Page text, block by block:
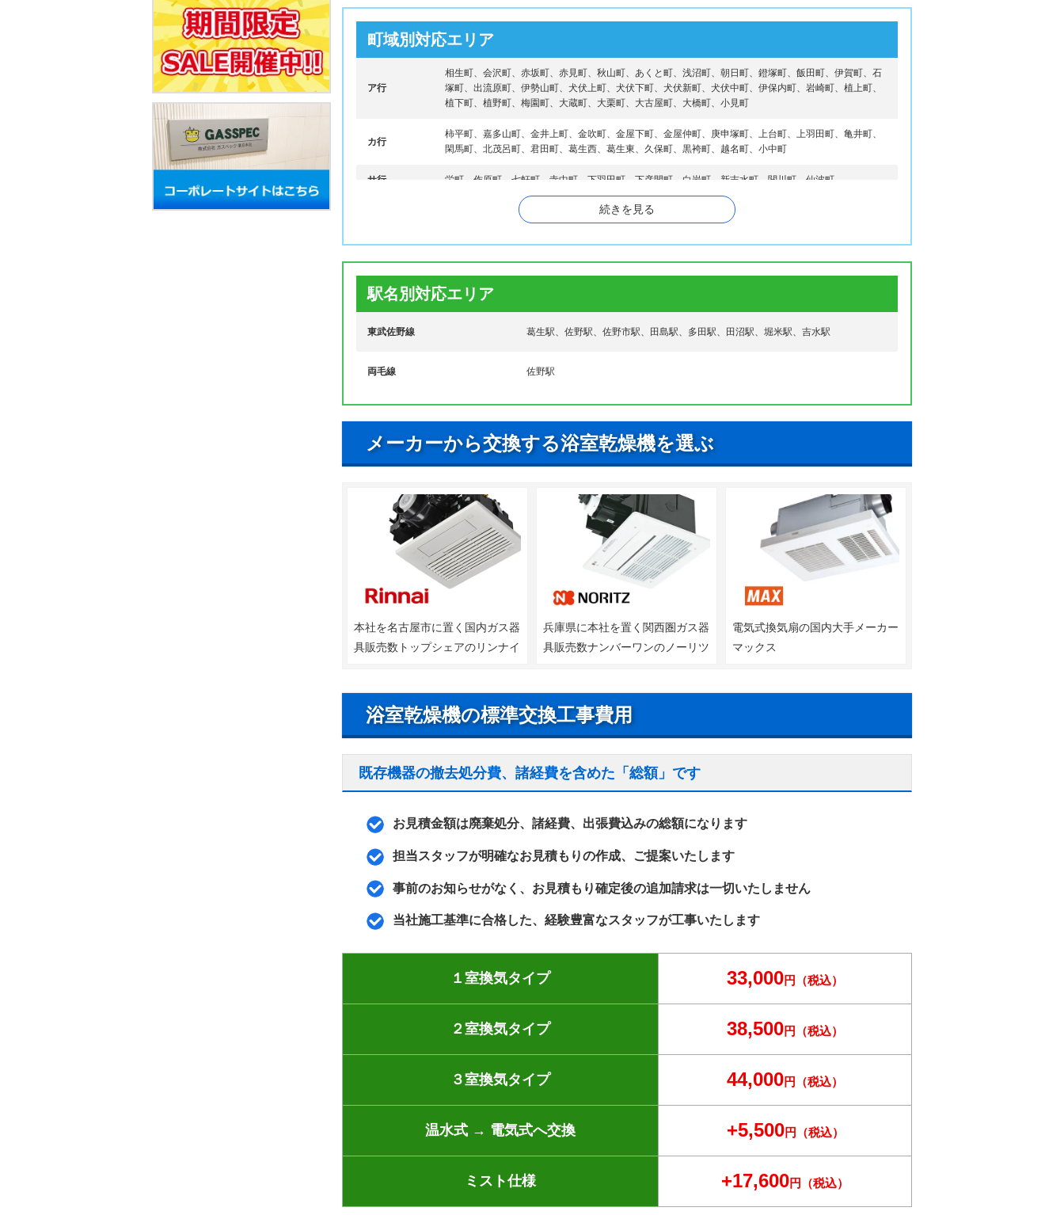
町域別対応エリア
ア行
相生町、会沢町、赤坂町、赤見町、秋山町、あくと町、浅沼町、朝日町、鐙塚町、飯田町、伊賀町、石
塚町、出流原町、伊勢山町、犬伏上町、犬伏下町、犬伏新町、犬伏中町、伊保内町、岩崎町、植上町、
植下町、植野町、梅園町、大蔵町、大栗町、大古屋町、大橋町、小見町
カ行
柿平町、嘉多山町、金井上町、金吹町、金屋下町、金屋仲町、庚申塚町、上台町、上羽田町、亀井町、
閑馬町、北茂呂町、君田町、葛生西、葛生東、久保町、黒袴町、越名町、小中町
サ行 栄町、作原町、七軒町、寺中町、下羽田町、下彦間町、白岩町、新吉水町、関川町、仙波町
大祝町、大町、高砂町、高萩町、高橋町、高山町、田島町、多田町、田沼町、田之入町、築地町、寺久
保町、天神町、天明町、栃本町、戸奈良町、富岡町、戸室町、豊代町
ハ行 長谷場町、鉢木町、飛駒町、富士町、富士見町、船越町、船津川町、堀米町、本町
続きを見る
駅名別対応エリア
東武佐野線 葛生駅、佐野駅、佐野市駅、田島駅、多田駅、田沼駅、堀米駅、吉水駅
両毛線 佐野駅
メーカーから交換する浴室乾燥機を選ぶ
本社を名古屋市に置く国内ガス器
具販売数トップシェアのリンナイ
兵庫県に本社を置く関西圏ガス器
具販売数ナンバーワンのノーリツ
電気式換気扇の国内大手メーカー
マックス
浴室乾燥機の標準交換工事費用
既存機器の撤去処分費、諸経費を含めた「総額」です
お見積金額は廃棄処分、諸経費、出張費込みの総額になります
担当スタッフが明確なお見積もりの作成、ご提案いたします
事前のお知らせがなく、お見積もり確定後の追加請求は一切いたしません
当社施工基準に合格した、経験豊富なスタッフが工事いたします
１室換気タイプ 33,000円（税込）
２室換気タイプ 38,500円（税込）
３室換気タイプ 44,000円（税込）
温水式 → 電気式へ交換 +5,500円（税込）
ミスト仕様 +17,600円（税込）